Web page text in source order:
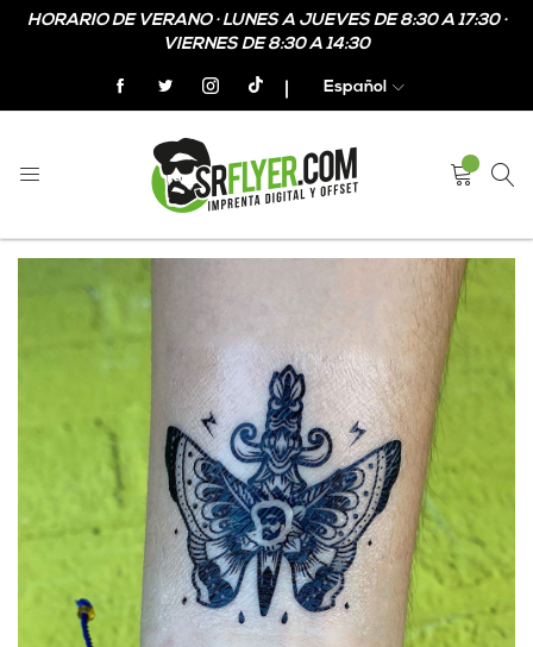
HORARIO DE VERANO · LUNES A JUEVES DE 8:30 A 17:30 ·
VIERNES DE 8:30 A 14:30
Español
Home Calcomanías personalizadas
images
images